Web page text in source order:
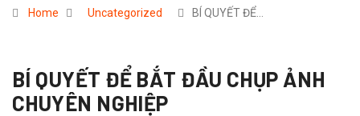
Home Uncategorized BÍ QUYẾT ĐỂ…
BÍ QUYẾT ĐỂ BẮT ĐẦU CHỤP ẢNH
CHUYÊN NGHIỆP